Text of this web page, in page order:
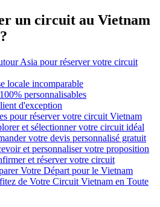
un circuit au Vietnam
Asia pour réserver votre circuit
locale incomparable
personnalisables
d'exception
pour réserver votre circuit Vietnam
et sélectionner votre circuit idéal
votre devis personnalisé gratuit
et personnaliser votre proposition
et réserver votre circuit
Votre Départ pour le Vietnam
de Votre Circuit Vietnam en Toute